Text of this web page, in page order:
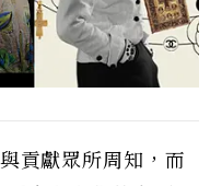
貢獻眾所周知，而